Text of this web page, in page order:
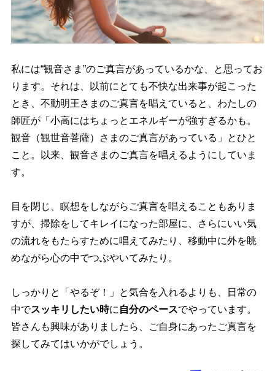
私には“観音さま”のご真言があっているかな、と思ってお
ります。それは、以前にとても不快な出来事が起こった
とき、不動明王さまのご真言を唱えていると、わたしの
師匠が「小高にはちょっとエネルギーが強すぎるかも。
観音（観世音菩薩）さまのご真言があっている」とひと
こと。以来、観音さまのご真言を唱えるようにしていま
す。
目を閉じ、瞑想をしながらご真言を唱えることもありま
すが、掃除をしてキレイになった部屋に、さらにいい気
の流れをもたらすために唱えてみたり、移動中に外を眺
めながら心の中でつぶやいてみたり。
しっかりと「やるぞ！」と気合を入れるよりも、日常の
中でスッキリしたい時に自分のペースでやっています。
皆さんも興味がありましたら、ご自身にあったご真言を
探してみてはいかがでしょう。